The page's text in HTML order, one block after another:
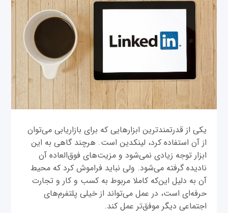
یکی از قدرتمندترین ابزارهایی که برای بازاریابی می‌توان
از آن استفاده کرد، لینکدین است. هرچند گاهی به این
ابزار توجه زیادی نمی‌شود و مزیت‌های فوق‌العاده آن
نادیده گرفته می‌شود. ولی نباید فراموش کرد که محیط
آن به دلیل این‌که کاملا مربوط به کسب و کار و تجارت
حرفه‌ای است، در عمل می‌تواند از خیلی پلتفرم‌های
اجتماعی دیگر موفق‌تر عمل کند.